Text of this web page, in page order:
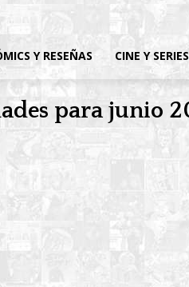
Y RESEÑAS CINE Y SERIES
para junio